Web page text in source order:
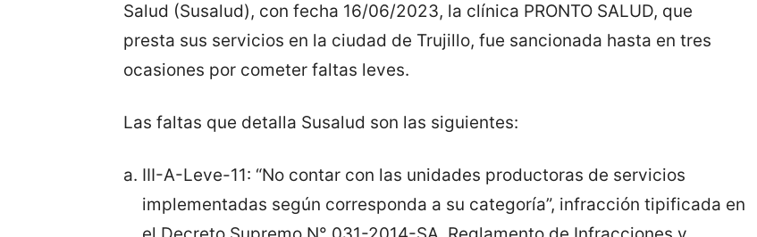
Salud (Susalud), con fecha 16/06/2023, la clínica PRONTO SALUD, que
presta sus servicios en la ciudad de Trujillo, fue sancionada hasta en tres
ocasiones por cometer faltas leves.
Las faltas que detalla Susalud son las siguientes:
III-A-Leve-11: “No contar con las unidades productoras de servicios
implementadas según corresponda a su categoría”, infracción tipificada en